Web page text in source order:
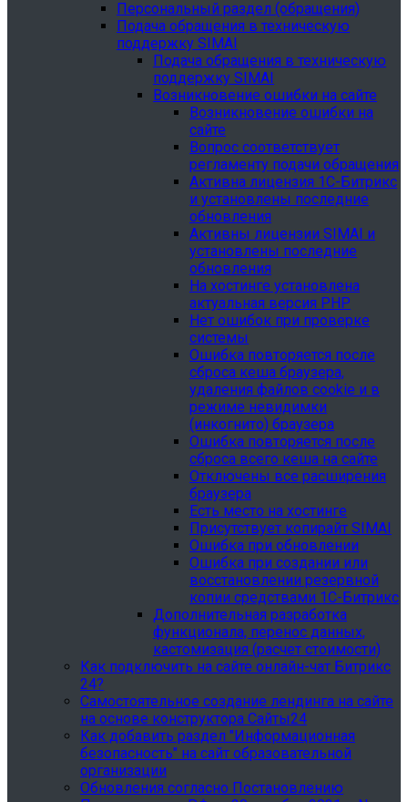
Персональный раздел (обращения)
Подача обращения в техническую
поддержку SIMAI
Подача обращения в техническую
поддержку SIMAI
Возникновение ошибки на сайте
Возникновение ошибки на
сайте
Вопрос соответствует
регламенту подачи обращения
Активна лицензия 1С-Битрикс
и установлены последние
обновления
Активны лицензии SIMAI и
установлены последние
обновления
На хостинге установлена
актуальная версия PHP
Нет ошибок при проверке
системы
Ошибка повторяется после
сброса кеша браузера,
удаления файлов cookie и в
режиме невидимки
(инкогнито) браузера
Ошибка повторяется после
сброса всего кеша на сайте
Отключены все расширения
браузера
Есть место на хостинге
Присутствует копирайт SIMAI
Ошибка при обновлении
Ошибка при создании или
восстановлении резервной
копии средствами 1С-Битрикс
Дополнительная разработка
функционала, перенос данных,
кастомизация (расчет стоимости)
Как подключить на сайте онлайн-чат Битрикс
24?
Самостоятельное создание лендинга на сайте
на основе конструктора Сайты24
Как добавить раздел "Информационная
безопасность" на сайт образовательной
организации
Обновления согласно Постановлению